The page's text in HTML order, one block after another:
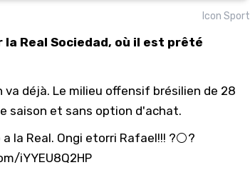
Icon Sport
la Real Sociedad, où il est prêté
va déjà. Le milieu offensif brésilien de 28
saison et sans option d'achat.
la Real. Ongi etorri Rafael!!! ?⚪?
iYYEU8Q2HP